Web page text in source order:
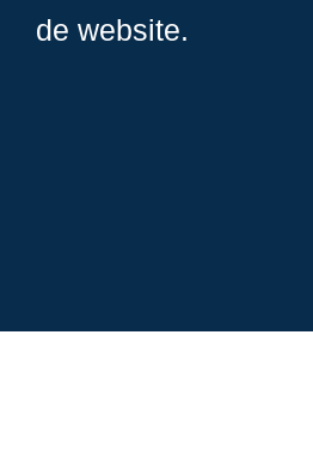
de website.